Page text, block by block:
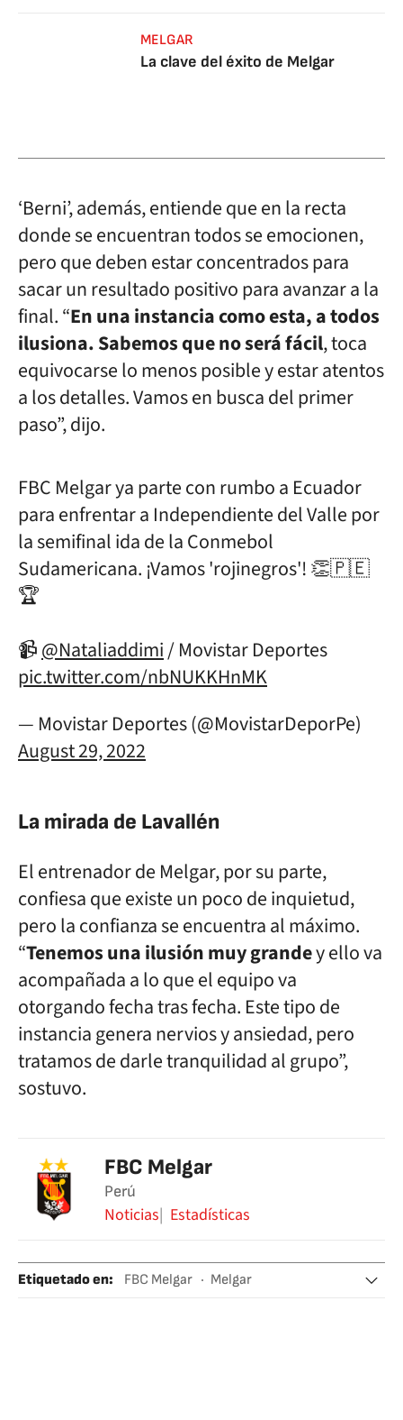
MELGAR
La clave del éxito de Melgar
‘Berni’, además, entiende que en la recta
donde se encuentran todos se emocionen,
pero que deben estar concentrados para
sacar un resultado positivo para avanzar a la
final. “En una instancia como esta, a todos
ilusiona. Sabemos que no será fácil, toca
equivocarse lo menos posible y estar atentos
a los detalles. Vamos en busca del primer
paso”, dijo.
FBC Melgar ya parte con rumbo a Ecuador
para enfrentar a Independiente del Valle por
la semifinal ida de la Conmebol
Sudamericana. ¡Vamos 'rojinegros'! 👏🇵🇪
🏆
📹@Nataliaddimi/ Movistar Deportes
pic.twitter.com/nbNUKKHnMK
— Movistar Deportes (@MovistarDeporPe)
August 29, 2022
La mirada de Lavallén
El entrenador de Melgar, por su parte,
confiesa que existe un poco de inquietud,
pero la confianza se encuentra al máximo.
“Tenemos una ilusión muy grandey ello va
acompañada a lo que el equipo va
otorgando fecha tras fecha. Este tipo de
instancia genera nervios y ansiedad, pero
tratamos de darle tranquilidad al grupo”,
sostuvo.
FBC Melgar
Perú
Noticias Estadísticas
Etiquetado en: FBC Melgar
Melgar